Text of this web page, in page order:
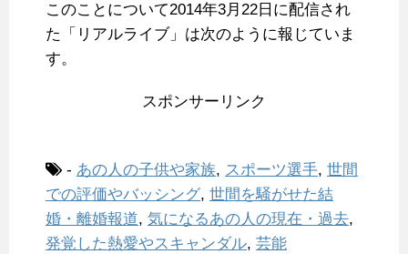
このことについて2014年3月22日に配信され
た「リアルライブ」は次のように報じていま
す。
スポンサーリンク
- あの人の子供や家族, スポーツ選手, 世間
での評価やバッシング, 世間を騒がせた結
婚・離婚報道, 気になるあの人の現在・過去,
発覚した熱愛やスキャンダル, 芸能